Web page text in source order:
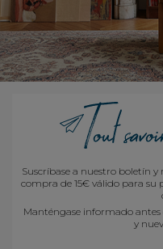
Suscríbase a nuestro boletín
compra de 15€ válido para
Manténgase informado antes
y